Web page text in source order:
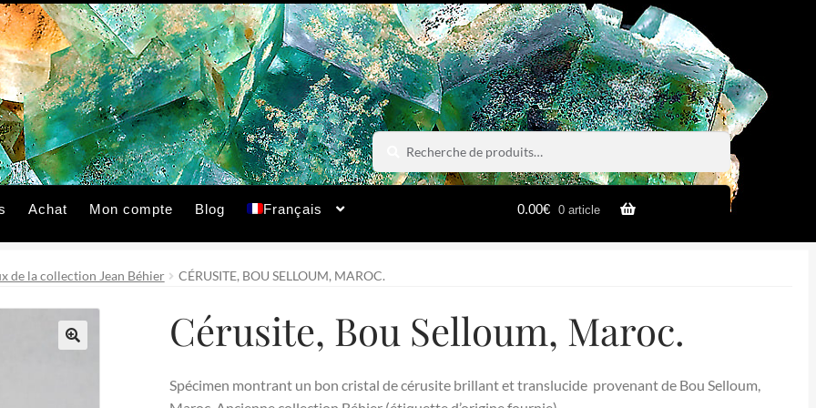
Recherche
pour :
Recherche
Achat Mon compte Blog Français 0.00€ 0 article
de la collection Jean Béhier CÉRUSITE, BOU SELLOUM, MAROC.
Cérusite, Bou Selloum, Maroc.
Spécimen montrant un bon cristal de cérusite brillant et translucide provenant de Bou Selloum,